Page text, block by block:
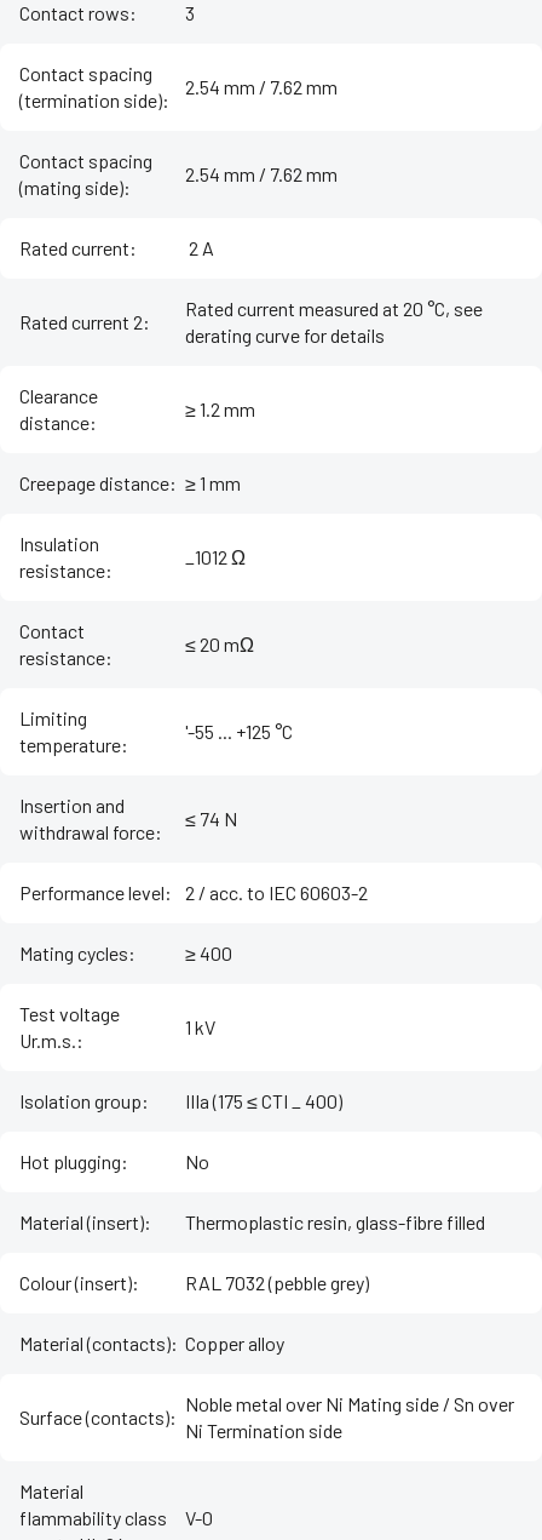
Contact rows: 3
Contact spacing
(termination side):
2.54 mm / 7.62 mm
Contact spacing
(mating side):
2.54 mm / 7.62 mm
Rated current: ‌ 2 A
Rated current 2:
Rated current measured at 20 °C, see
derating curve for details
Clearance
distance:
≥ 1.2 mm
Creepage distance: ≥ 1 mm
Insulation
resistance:
_1012 Ω
Contact
resistance:
≤ 20 mΩ
Limiting
temperature:
'-55 ... +125 °C
Insertion and
withdrawal force:
≤ 74 N
Performance level: 2 / acc. to IEC 60603-2
Mating cycles: ≥ 400
Test voltage
Ur.m.s.:
1 kV
Isolation group: IIIa (175 ≤ CTI _ 400)
Hot plugging: No
Material (insert): Thermoplastic resin, glass-fibre filled
Colour (insert): RAL 7032 (pebble grey)
Material (contacts): Copper alloy
Surface (contacts):
Noble metal over Ni Mating side / Sn over
Ni Termination side
Material
flammability class
V-0